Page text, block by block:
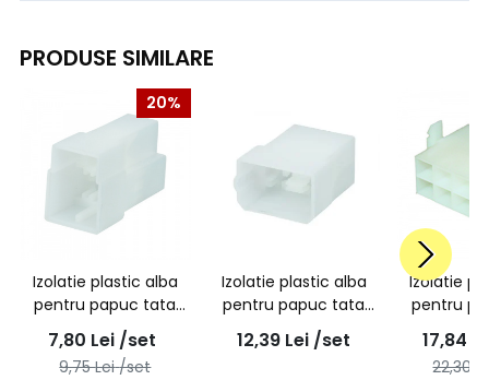
PRODUSE SIMILARE
20%
Izolatie plastic alba
pentru papuc tata
neizolat, 3 poli -
10buc/set
7,80 Lei /set
9,75Lei /set
Izolatie plastic alba
pentru papuc tata
neizolat, 4 poli -
10buc/set
12,39 Lei /set
Izolatie
pentru
17,84
22,30